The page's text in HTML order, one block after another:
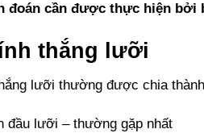
đoán cần được thực hiện bởi
thắng lưỡi
lưỡi thường được chia
đầu lưỡi – thường gặp nhất